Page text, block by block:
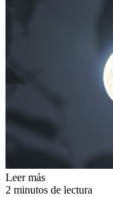
Leer más
2 minutos de lectura